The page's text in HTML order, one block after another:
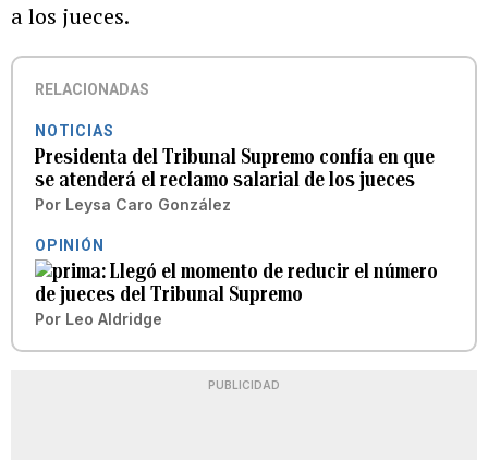
a los jueces.
RELACIONADAS
NOTICIAS
Presidenta del Tribunal Supremo confía en que
se atenderá el reclamo salarial de los jueces
Por Leysa Caro González
OPINIÓN
Llegó el momento de reducir el número
de jueces del Tribunal Supremo
Por Leo Aldridge
PUBLICIDAD